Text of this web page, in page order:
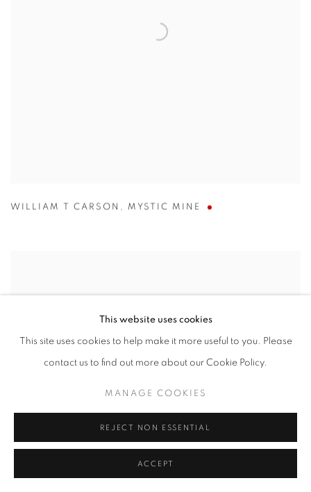
WILLIAM T CARSON , MYSTIC MINE
This website uses cookies
This site uses cookies to help make it more useful to you. Please
contact us to find out more about our Cookie Policy.
MANAGE COOKIES
REJECT NON ESSENTIAL
ACCEPT